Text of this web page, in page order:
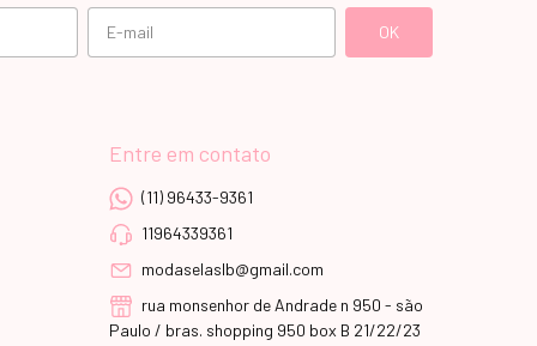
Entre em contato
(11) 96433-9361
11964339361
modaselaslb@gmail.com
rua monsenhor de Andrade n 950 - são
Paulo / bras. shopping 950 box B 21/22/23